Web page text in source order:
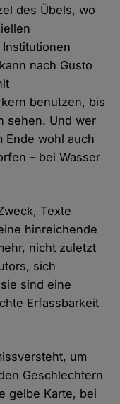
des Übels, wo
nach Gusto
benutzen, bis
sehen. Und wer
Ende wohl auch
– bei Wasser
Texte
hinreichende
nicht zuletzt
sich
sind eine
Erfassbarkeit
um
Geschlechtern
gelbe Karte, bei